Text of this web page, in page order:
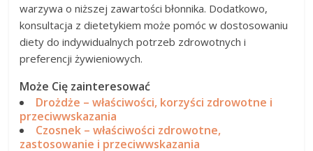
warzywa o niższej zawartości błonnika. Dodatkowo,
konsultacja z dietetykiem może pomóc w dostosowaniu
diety do indywidualnych potrzeb zdrowotnych i
preferencji żywieniowych.
Może Cię zainteresować
Drożdże – właściwości, korzyści zdrowotne i
przeciwwskazania
Czosnek – właściwości zdrowotne,
zastosowanie i przeciwwskazania